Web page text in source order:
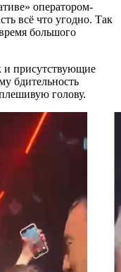
оператором-
всё что угодно. Так
большого
и присутствующие
бдительность
голову.